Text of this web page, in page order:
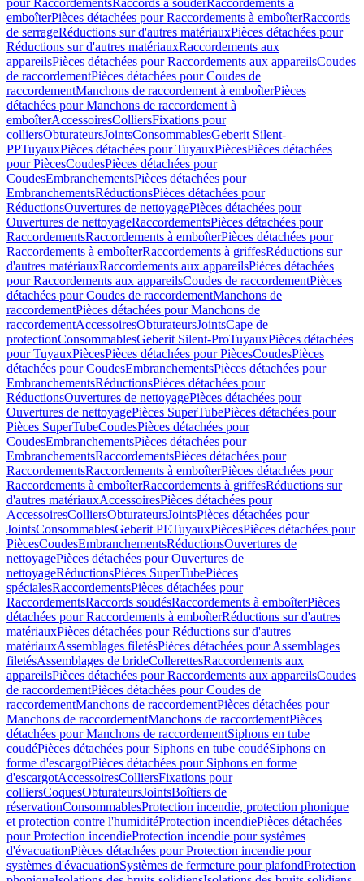
pour RaccordementsRaccords à souderRaccordements à
emboîterPièces détachées pour Raccordements à emboîterRaccords
de serrageRéductions sur d'autres matériauxPièces détachées pour
Réductions sur d'autres matériauxRaccordements aux
appareilsPièces détachées pour Raccordements aux appareilsCoudes
de raccordementPièces détachées pour Coudes de
raccordementManchons de raccordement à emboîterPièces
détachées pour Manchons de raccordement à
emboîterAccessoiresColliersFixations pour
colliersObturateursJointsConsommablesGeberit Silent-
PPTuyauxPièces détachées pour TuyauxPiècesPièces détachées
pour PiècesCoudesPièces détachées pour
CoudesEmbranchementsPièces détachées pour
EmbranchementsRéductionsPièces détachées pour
RéductionsOuvertures de nettoyagePièces détachées pour
Ouvertures de nettoyageRaccordementsPièces détachées pour
RaccordementsRaccordements à emboîterPièces détachées pour
Raccordements à emboîterRaccordements à griffesRéductions sur
d'autres matériauxRaccordements aux appareilsPièces détachées
pour Raccordements aux appareilsCoudes de raccordementPièces
détachées pour Coudes de raccordementManchons de
raccordementPièces détachées pour Manchons de
raccordementAccessoiresObturateursJointsCape de
protectionConsommablesGeberit Silent-ProTuyauxPièces détachées
pour TuyauxPiècesPièces détachées pour PiècesCoudesPièces
détachées pour CoudesEmbranchementsPièces détachées pour
EmbranchementsRéductionsPièces détachées pour
RéductionsOuvertures de nettoyagePièces détachées pour
Ouvertures de nettoyagePièces SuperTubePièces détachées pour
Pièces SuperTubeCoudesPièces détachées pour
CoudesEmbranchementsPièces détachées pour
EmbranchementsRaccordementsPièces détachées pour
RaccordementsRaccordements à emboîterPièces détachées pour
Raccordements à emboîterRaccordements à griffesRéductions sur
d'autres matériauxAccessoiresPièces détachées pour
AccessoiresColliersObturateursJointsPièces détachées pour
JointsConsommablesGeberit PETuyauxPiècesPièces détachées pour
PiècesCoudesEmbranchementsRéductionsOuvertures de
nettoyagePièces détachées pour Ouvertures de
nettoyageRéductionsPièces SuperTubePièces
spécialesRaccordementsPièces détachées pour
RaccordementsRaccords soudésRaccordements à emboîterPièces
détachées pour Raccordements à emboîterRéductions sur d'autres
matériauxPièces détachées pour Réductions sur d'autres
matériauxAssemblages filetésPièces détachées pour Assemblages
filetésAssemblages de brideCollerettesRaccordements aux
appareilsPièces détachées pour Raccordements aux appareilsCoudes
de raccordementPièces détachées pour Coudes de
raccordementManchons de raccordementPièces détachées pour
Manchons de raccordementManchons de raccordementPièces
détachées pour Manchons de raccordementSiphons en tube
coudéPièces détachées pour Siphons en tube coudéSiphons en
forme d'escargotPièces détachées pour Siphons en forme
d'escargotAccessoiresColliersFixations pour
colliersCoquesObturateursJointsBoîtiers de
réservationConsommablesProtection incendie, protection phonique
et protection contre l'humiditéProtection incendiePièces détachées
pour Protection incendieProtection incendie pour systèmes
d'évacuationPièces détachées pour Protection incendie pour
systèmes d'évacuationSystèmes de fermeture pour plafondProtection